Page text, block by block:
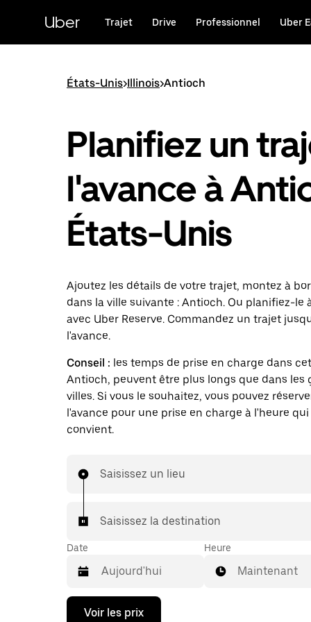
principal
Uber Trajet Drive Professionnel Uber
États-Unis>Illinois>Antioch
Planifiez un
l'avance à
États-Unis
Ajoutez les détails de votre trajet, montez à
dans la ville suivante : Antioch. Ou planifiez-le
avec Uber Reserve. Commandez un trajet
l'avance.
Conseil : les temps de prise en charge dans
Antioch, peuvent être plus longs que dans les
villes. Si vous le souhaitez, vous pouvez
l'avance pour une prise en charge à l'heure qui
convient.
Saisissez un lieu
Saisissez la destination
Date
Appuyez
Heure
Maintenant
Voir les prix